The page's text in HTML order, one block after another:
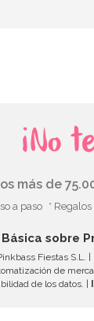
¡No
más de
a paso *
sobre
Fiestas S.L. |
de
de los datos. |